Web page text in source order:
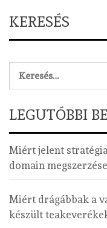
KERESÉS
LEGUTÓBBI
Miért jelent
domain
Miért drágábbak a
készült